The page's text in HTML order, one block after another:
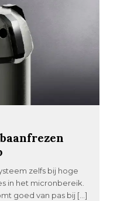
zelfs bij hoge
in het micronbereik.
goed van pas bij […]